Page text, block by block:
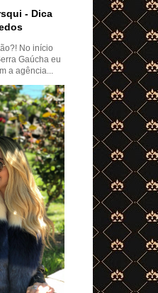
- Dica
No início
Gaúcha eu
a agência...